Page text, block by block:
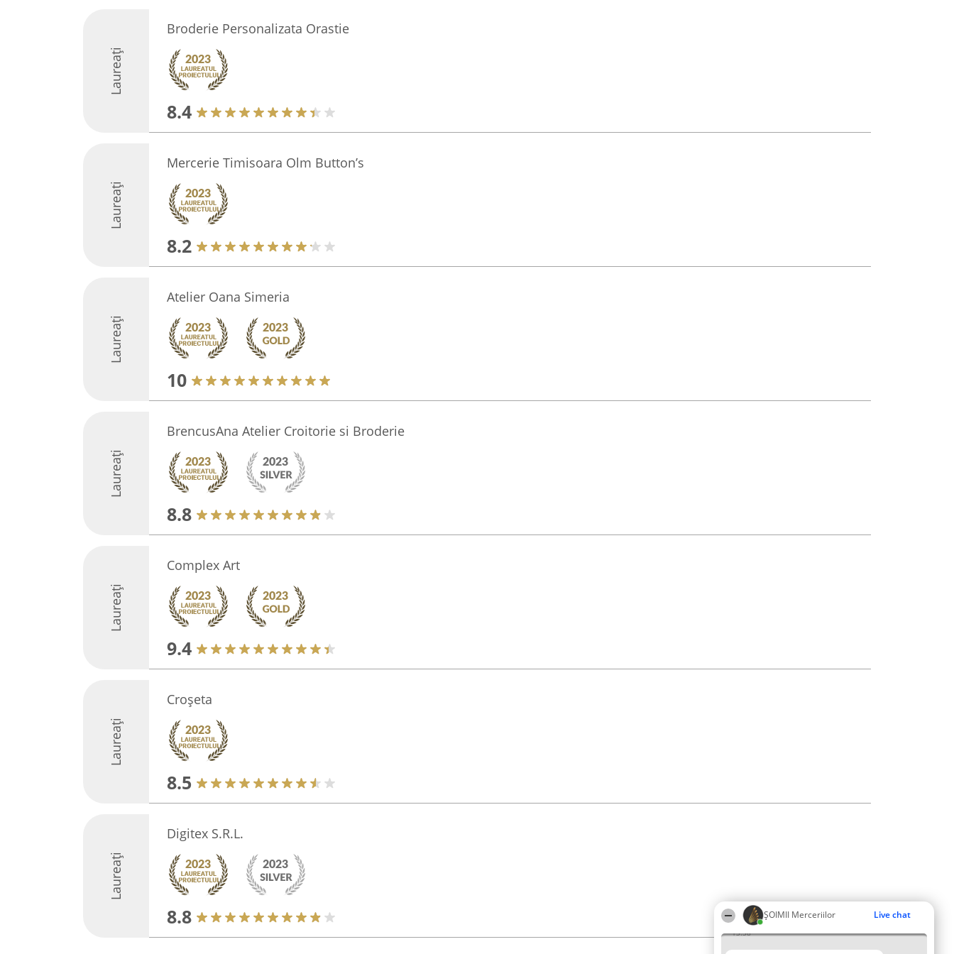
ȘOIMII Merceriilor Live chat
13:38
Laureați
Broderie Personalizata Orastie
8.4
Laureați
Mercerie Timisoara Olm Button’s
8.2
Laureați
Atelier Oana Simeria
10
Laureați
BrencusAna Atelier Croitorie si Broderie
8.8
Laureați
Complex Art
9.4
Laureați
Croșeta
8.5
Laureați
Digitex S.R.L.
8.8